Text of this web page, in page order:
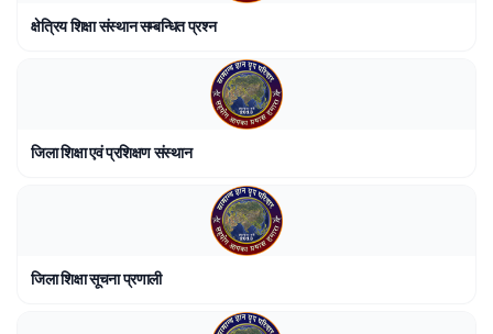
क्षेत्रिय शिक्षा संस्थान सम्बन्धित प्रश्न
जिला शिक्षा एवं प्रशिक्षण संस्थान
जिला शिक्षा सूचना प्रणाली